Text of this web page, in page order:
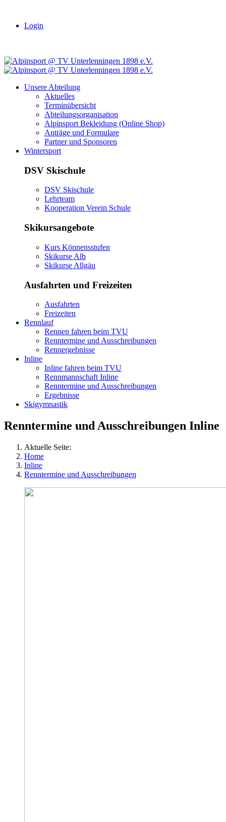
Login
Unsere Abteilung
Aktuelles
Terminübersicht
Abteilungsorganisation
Alpinsport Bekleidung (Online Shop)
Anträge und Formulare
Partner und Sponsoren
Wintersport
DSV Skischule
DSV Skischule
Lehrteam
Kooperation Verein Schule
Skikursangebote
Kurs Könnensstufen
Skikurse Alb
Skikurse Allgäu
Ausfahrten und Freizeiten
Ausfahrten
Freizeiten
Rennlauf
Rennen fahren beim TVU
Renntermine und Ausschreibungen
Rennergebnisse
Inline
Inline fahren beim TVU
Rennmannschaft Inline
Renntermine und Ausschreibungen
Ergebnisse
Skigymnastik
Renntermine und Ausschreibungen Inline
Aktuelle Seite:
Home
Inline
Renntermine und Ausschreibungen